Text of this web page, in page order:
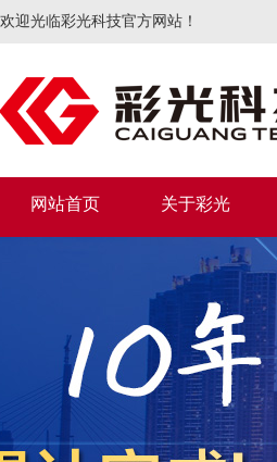
欢迎光临彩光科技官方网站！
网站首页 关于彩光